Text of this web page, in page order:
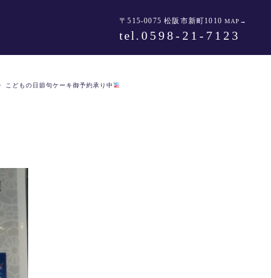
〒515-0075 松阪市新町1010MAP→
tel .0598-21-7123
こどもの日節句ケーキ御予約承り中